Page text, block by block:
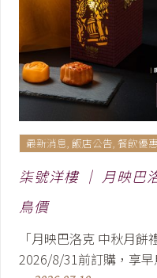
最新消息 飯店公告 餐飲優惠
柒號洋樓 │ 月映巴
鳥價
「月映巴洛克 中秋月
2026/8/31前訂購，享早